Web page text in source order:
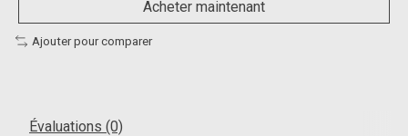
Acheter maintenant
Ajouter pour comparer
Évaluations (0)